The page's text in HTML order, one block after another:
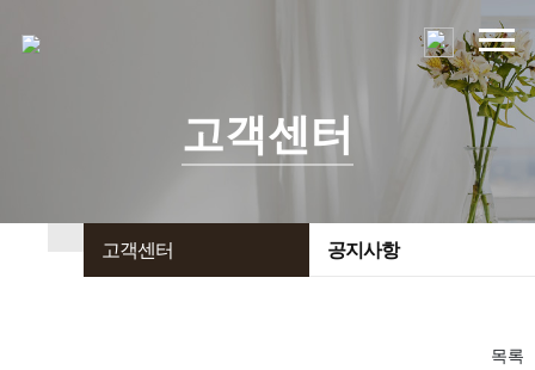
고객센터
고객센터 공지사항
목록